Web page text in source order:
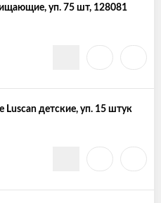
уп. 75 шт, 128081
детские, уп. 15 штук